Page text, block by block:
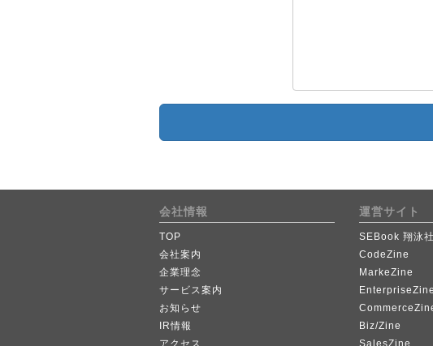
会社情報
TOP
会社案内
企業理念
サービス案内
お知らせ
IR情報
アクセス
運営サイト
SEBook 翔泳
CodeZine
MarkeZine
EnterpriseZine
Biz/Zine
SalesZine